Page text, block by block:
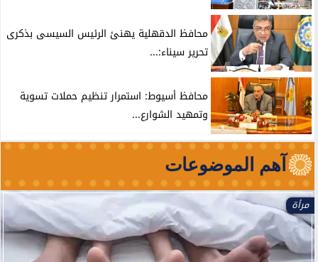
محافظ الدقهلية يهنئ الرئيس السيسى بذكرى
تحرير سيناء:...
محافظ أسيوط: استمرار تنظيم حملات تسوية
وتمهيد الشوارع...
آهم الموضوعات